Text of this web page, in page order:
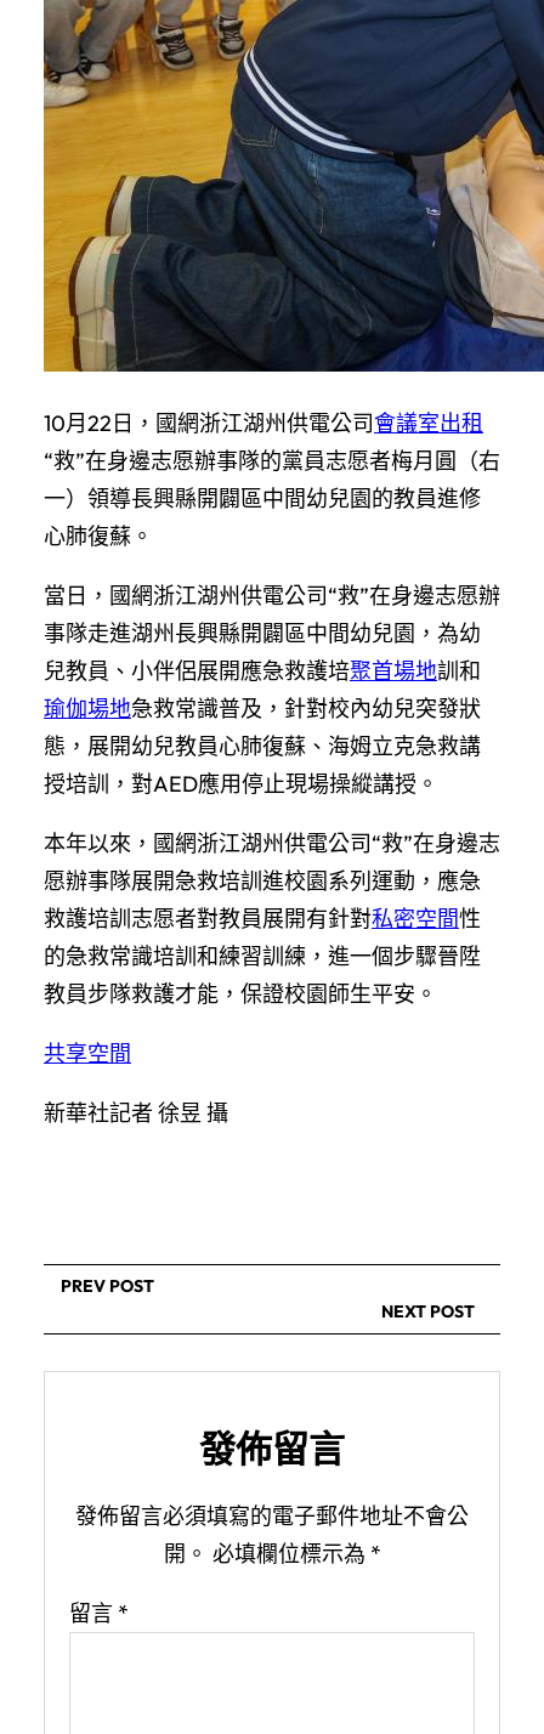
10月22日，國網浙江湖州供電公司會議室出租
“救”在身邊志愿辦事隊的黨員志愿者梅月圓（右
一）領導長興縣開闢區中間幼兒園的教員進修
心肺復蘇。
當日，國網浙江湖州供電公司“救”在身邊志愿辦
事隊走進湖州長興縣開闢區中間幼兒園，為幼
兒教員、小伴侶展開應急救護培聚首場地訓和
瑜伽場地急救常識普及，針對校內幼兒突發狀
態，展開幼兒教員心肺復蘇、海姆立克急救講
授培訓，對AED應用停止現場操縱講授。
本年以來，國網浙江湖州供電公司“救”在身邊志
愿辦事隊展開急救培訓進校園系列運動，應急
救護培訓志愿者對教員展開有針對私密空間性
的急救常識培訓和練習訓練，進一個步驟晉陞
教員步隊救護才能，保證校園師生平安。
共享空間
新華社記者 徐昱 攝
PREV POST
NEXT POST
發佈留言
發佈留言必須填寫的電子郵件地址不會公
開。 必填欄位標示為 *
留言 *